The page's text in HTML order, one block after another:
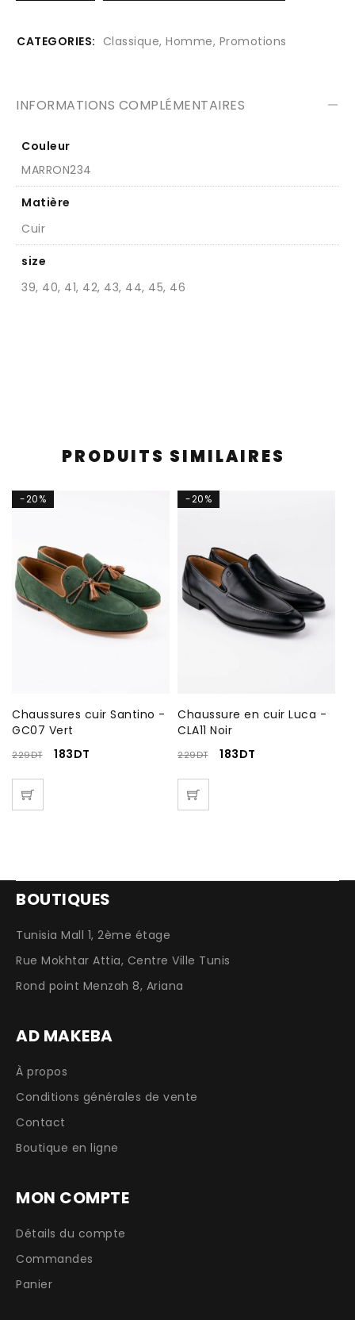
CATEGORIES: Classique, Homme, Promotions
INFORMATIONS COMPLÉMENTAIRES
Couleur
MARRON234
Matière
Cuir
size
39, 40, 41, 42, 43, 44, 45, 46
PRODUITS SIMILAIRES
-20%
Chaussures cuir Santino -
GC07 Vert
229DT 183DT
-20%
Chaussure en cuir Luca -
CLA11 Noir
229DT 183DT
BOUTIQUES
Tunisia Mall 1, 2ème étage
Rue Mokhtar Attia, Centre Ville Tunis
Rond point Menzah 8, Ariana
AD MAKEBA
À propos
Conditions générales de vente
Contact
Boutique en ligne
MON COMPTE
Détails du compte
Commandes
Panier